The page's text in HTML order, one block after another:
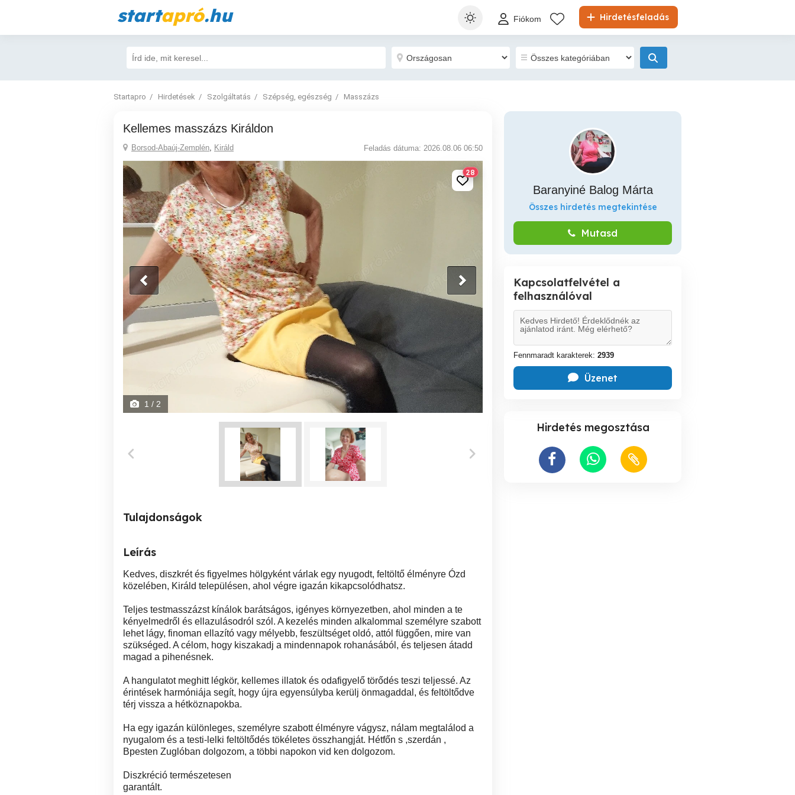
startapró.hu Hirdetésfeladás
Fiókom
Startapro Hirdetések Szolgáltatás Szépség, egészség Masszázs
Kellemes masszázs Királdon
Borsod-Abaúj-Zemplén, Királd Feladás dátuma: 2026.08.06 06:50
28
1 / 2
Tulajdonságok
Leírás
Kedves, diszkrét és figyelmes hölgyként várlak egy nyugodt, feltöltő élményre Ózd
közelében, Királd településen, ahol végre igazán kikapcsolódhatsz.
Teljes testmasszázst kínálok barátságos, igényes környezetben, ahol minden a te
kényelmedről és ellazulásodról szól. A kezelés minden alkalommal személyre szabott
lehet lágy, finoman ellazító vagy mélyebb, feszültséget oldó, attól függően, mire van
szükséged. A célom, hogy kiszakadj a mindennapok rohanásából, és teljesen átadd
magad a pihenésnek.
A hangulatot meghitt légkör, kellemes illatok és odafigyelő törődés teszi teljessé. Az
érintések harmóniája segít, hogy újra egyensúlyba kerülj önmagaddal, és feltöltődve
térj vissza a hétköznapokba.
Ha egy igazán különleges, személyre szabott élményre vágysz, nálam megtalálod a
nyugalom és a testi-lelki feltöltődés tökéletes összhangját. Hétfőn s ,szerdán ,
Bpesten Zuglóban dolgozom, a többi napokon vid ken dolgozom.
Diszkréció természetesen
garantált.
Baranyiné Balog Márta
Összes hirdetés megtekintése
Mutasd
Kapcsolatfelvétel a
felhasználóval
Fennmaradt karakterek: 2939
Üzenet
Hirdetés megosztása